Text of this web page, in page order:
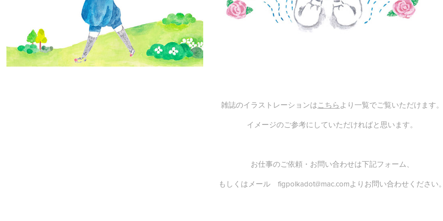
雑誌のイラストレーションはこちらより一覧でご覧いただけます。
イメージのご参考にしていただければと思います。
お仕事のご依頼・お問い合わせは下記フォーム、
もしくはメール figpolkadot@mac.comよりお問い合わせください